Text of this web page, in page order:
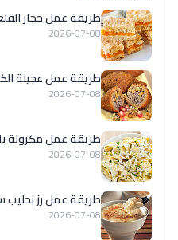
طريقة عمل حجار
2026-07-08
طريقة عمل عجينة
2026-07-08
طريقة عمل مكرونة
2026-07-08
طريقة عمل رز بحليب سوري
2026-07-08